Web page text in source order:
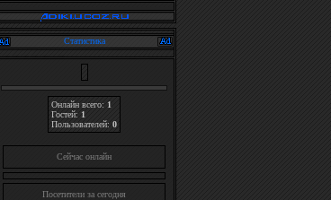
Статистика
Онлайн всего: 1
Гостей: 1
Пользователей: 0
Cейчас онлайн
Посетители за сегодня